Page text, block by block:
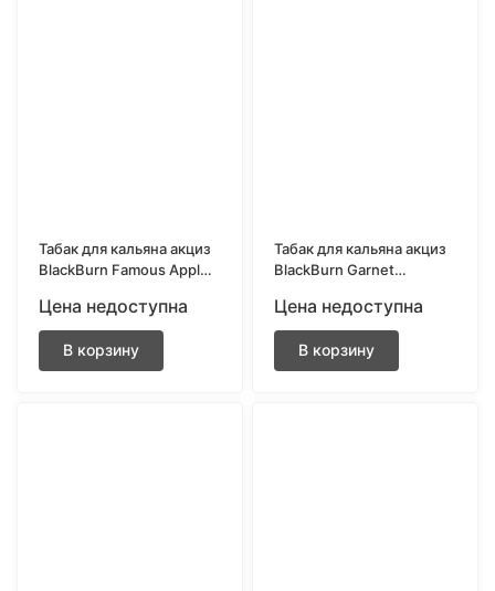
Табак для кальяна акциз
BlackBurn Famous Apple
гр.
Цена недоступна
В корзину
Табак для кальяна акциз
BlackBurn Garnet
Цена недоступна
В корзину